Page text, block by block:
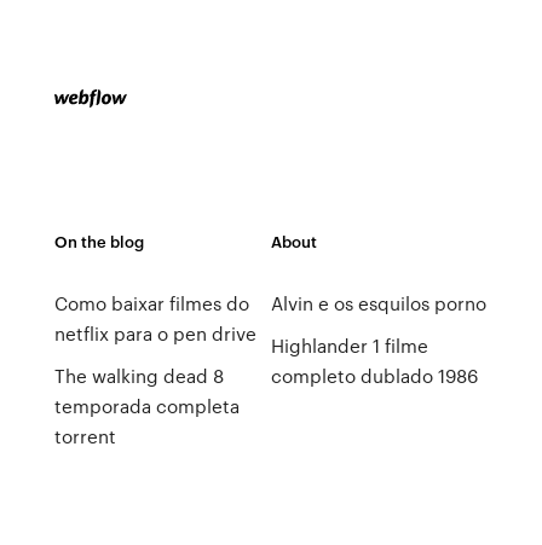
On the blog
Como baixar filmes do
netflix para o pen drive
The walking dead 8
temporada completa
torrent
About
Alvin e os esquilos porno
Highlander 1 filme
completo dublado 1986